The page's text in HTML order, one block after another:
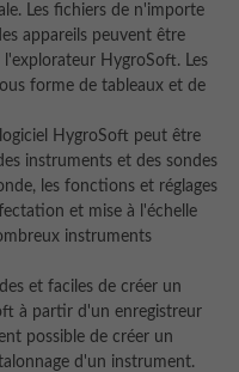
Les fichiers de n'importe
appareils peuvent être
HygroSoft. Les
forme de tableaux et de
logiciel HygroSoft peut être
instruments et des sondes
les fonctions et réglages
et mise à l'échelle
instruments
et faciles de créer un
à partir d'un enregistreur
possible de créer un
d'un instrument.